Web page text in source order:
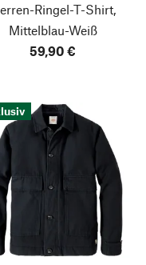
Ringel-T-Shirt,
Mittelblau-Weiß
59,90 €